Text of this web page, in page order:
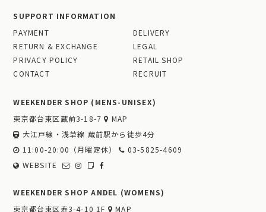
SUPPORT INFORMATION
PAYMENT
DELIVERY
RETURN & EXCHANGE
LEGAL
PRIVACY POLICY
RETAIL SHOP
CONTACT
RECRUIT
WEEKENDER SHOP (MENS-UNISEX)
東京都台東区蔵前3-18-7
MAP
大江戸線・浅草線 蔵前駅から徒歩4分
11:00-20:00（月曜定休）
03-5825-4609
WEBSITE
WEEKENDER SHOP ANDEL (WOMENS)
東京都台東区寿3-4-10 1F
MAP